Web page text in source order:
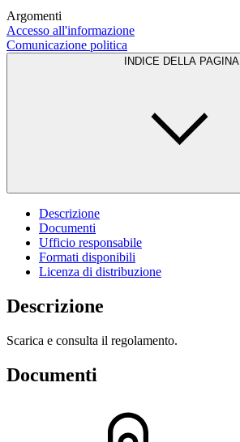
Argomenti
Accesso all'informazione
Comunicazione politica
INDICE DELLA PAGINA
Descrizione
Documenti
Ufficio responsabile
Formati disponibili
Licenza di distribuzione
Descrizione
Scarica e consulta il regolamento.
Documenti